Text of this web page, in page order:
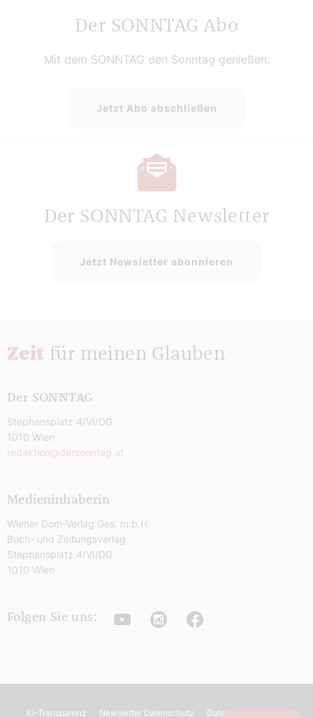
Der SONNTAG Abo
Mit dem SONNTAG den Sonntag genießen.
Jetzt Abo abschließen
Der SONNTAG Newsletter
Jetzt Newsletter abonnieren
Zeit für meinen Glauben
Der SONNTAG
Stephansplatz 4/VI/DG
1010 Wien
redaktion@dersonntag.at
Medieninhaberin
Wiener Dom-Verlag Ges. m.b.H.
Buch- und Zeitungsverlag
Stephansplatz 4/VI/DG
1010 Wien
Folgen Sie uns: YoutubeInstagramFacebook
KI-Transparenz Newsletter Datenschutz Datenschutz